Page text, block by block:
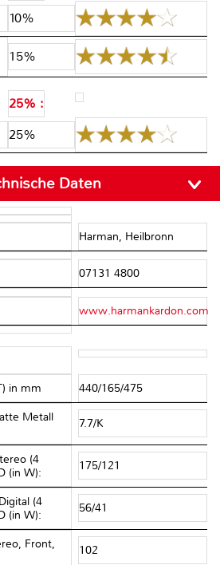
10%
15%
25% :
25%
Daten
Harman, Heilbronn
07131 4800
www.harmankardon.com
in mm 440/165/475
Metall
7.7/K
(4
(in W):
175/121
(4
(in W):
56/41
Front,
102